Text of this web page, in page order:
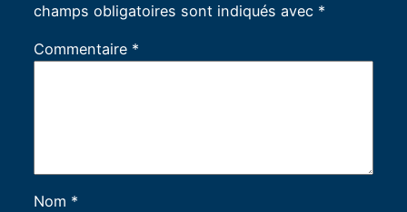
champs obligatoires sont indiqués avec *
Commentaire *
Nom *